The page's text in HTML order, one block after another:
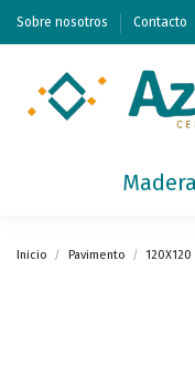
Sobre nosotros Contacto
Madera
Inicio Pavimento 120X120